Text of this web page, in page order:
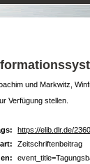
und Markwitz,
Verfügung stellen.
https://elib.dlr.de/
Zeitschriftenbeitrag